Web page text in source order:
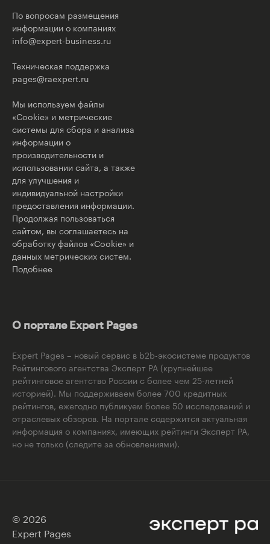
По вопросам размещения
информации о компаниях
info@expert-business.ru
Техническая поддержка
pages@raexpert.ru
Мы используем файлы
«Cookie» и метрические
системы для сбора и анализа
информации о
производительности и
использовании сайта, а также
для улучшения и
индивидуальной настройки
предоставления информации.
Продолжая пользоваться
сайтом, вы соглашаетесь на
обработку файлов «Cookie» и
данных метрических систем.
Подобнее
О портале Expert Pages
Expert Pages – новый сервис в b2b-экосистеме продуктов
Рейтингового агентства Эксперт РА (крупнейшее
рейтинговое агентство России с более чем 25-летней
историей). Мы поддерживаем более 700 кредитных
рейтингов, ежегодно публикуем более 50 исследований и
отраслевых обзоров. На портале содержится актуальная
информация о компаниях, имеющих рейтинги Эксперт РА,
но не только (следите за обновлениями).
© 2026
Expert Pages